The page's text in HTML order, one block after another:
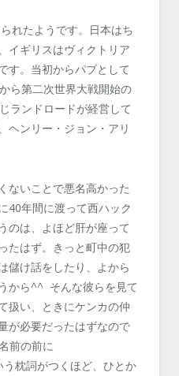
れたようです。日本はち
イギリスはヴィクトリア
す。当初からパブとして
ら第二次世界大戦開始の
ランドロードが経営して
ヘンリー・ジョン・アリ
ないことで悪名高かった
40年間に渡って西ハック
のは、よほど肝が座って
たはず。きっと町中の犯
儲け話をしたり、よから
から^^ そんな彼らを見て
扱い、ときにケンカの仲
が必要だったはずなので
前の前に
枕詞がつくほど、ひとか